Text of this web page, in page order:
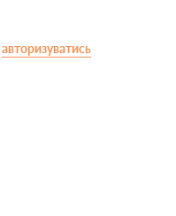
авторизуватись